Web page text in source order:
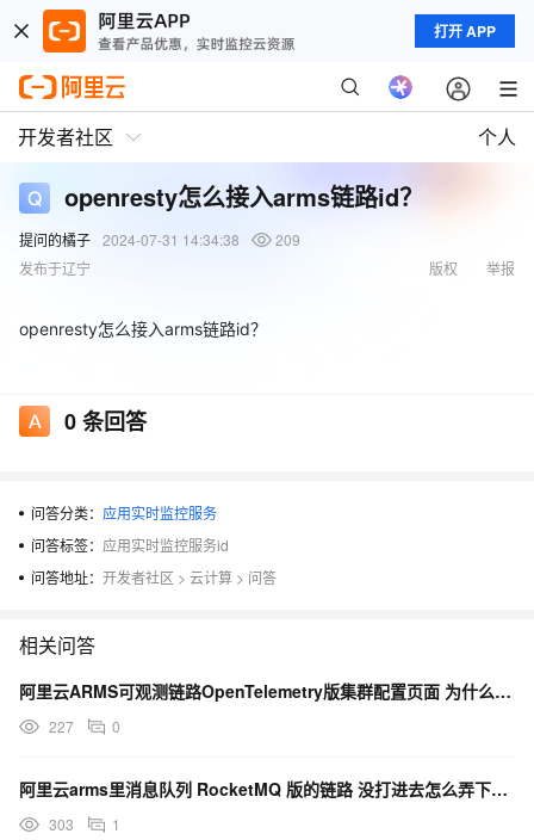
打开 APP
开发者社区 个人
openresty怎么接入arms链路id？
提问的橘子 2024-07-31 14:34:38
209
发布于辽宁
举报
版权
openresty怎么接入arms链路id？
0条回答
问答分类： 应用实时监控服务
问答标签： 应用实时监控服务id
问答地址： 开发者社区 > 云计算 > 问答
相关问答
阿里云ARMS可观测链路OpenTelemetry版集群配置页面 为什么集群配置数据未能同步？
227 0
阿里云arms里消息队列 RocketMQ 版的链路 没打进去怎么弄下用的指针？
303 1